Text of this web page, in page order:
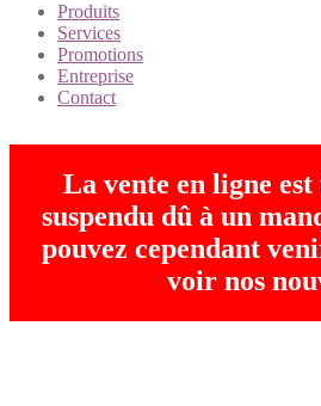
Produits
Services
Promotions
Entreprise
Contact
La vente en ligne
suspendu dû à un
pouvez cependant
voir nos